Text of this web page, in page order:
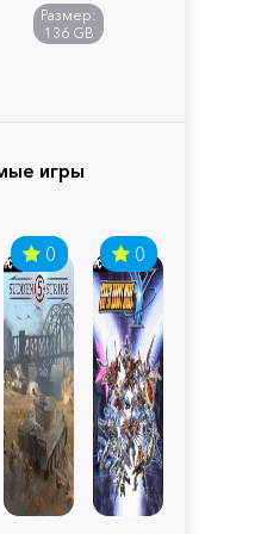
of
Pandora
Размер:
136 GB
игры
0 0